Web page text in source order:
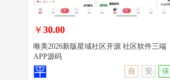
无演示
￥30.00
唯美2026新版星域社区开源 社区软件三端
APP源码
自
安 保